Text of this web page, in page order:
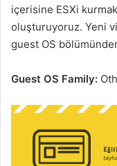
içerisine ESXi
oluşturuyoruz. Yeni
guest OS
Guest OS Family: